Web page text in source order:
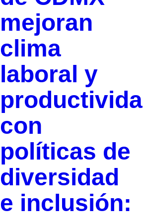
mejoran
clima
laboral y
con
políticas de
diversidad
e inclusión: